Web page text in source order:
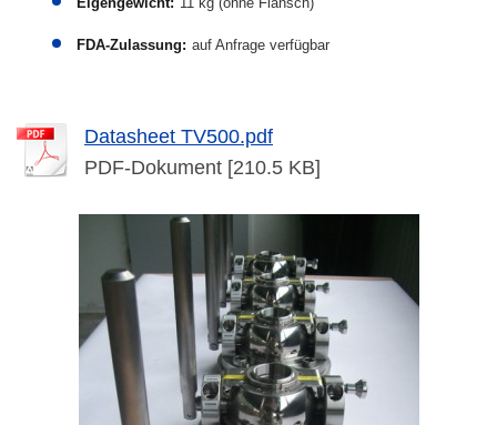
FDA-Zulassung: auf Anfrage verfügbar
Datasheet TV500.pdf
PDF-Dokument [210.5 KB]